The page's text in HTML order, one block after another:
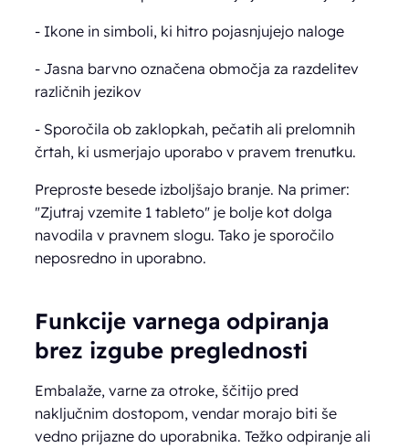
- Ikone in simboli, ki hitro pojasnjujejo naloge
- Jasna barvno označena območja za razdelitev
različnih jezikov
- Sporočila ob zaklopkah, pečatih ali prelomnih
črtah, ki usmerjajo uporabo v pravem trenutku.
Preproste besede izboljšajo branje. Na primer:
"Zjutraj vzemite 1 tableto" je bolje kot dolga
navodila v pravnem slogu. Tako je sporočilo
neposredno in uporabno.
Funkcije varnega odpiranja
brez izgube preglednosti
Embalaže, varne za otroke, ščitijo pred
naključnim dostopom, vendar morajo biti še
vedno prijazne do uporabnika. Težko odpiranje ali